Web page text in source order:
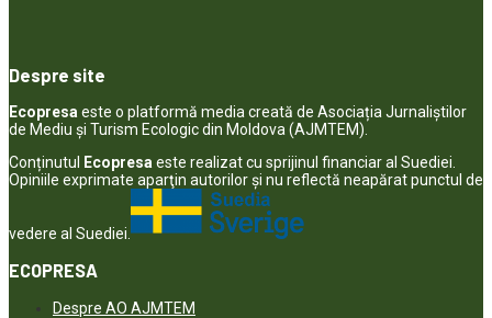
Despre site
Ecopresa este o platformă media creată de Asociația Jurnaliștilor
de Mediu și Turism Ecologic din Moldova (AJMTEM).
Conținutul
Ecopresa este realizat cu sprijinul financiar al Suediei.
Opiniile exprimate aparţin autorilor şi nu reflectă neapărat punctul de
vedere al Suediei.
ECOPRESA
Despre AO AJMTEM